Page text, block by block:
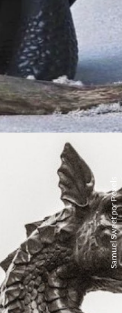
Samuel Sweet por Pexels